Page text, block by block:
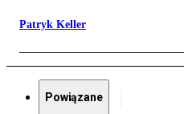
Patryk Keller
Powiązane